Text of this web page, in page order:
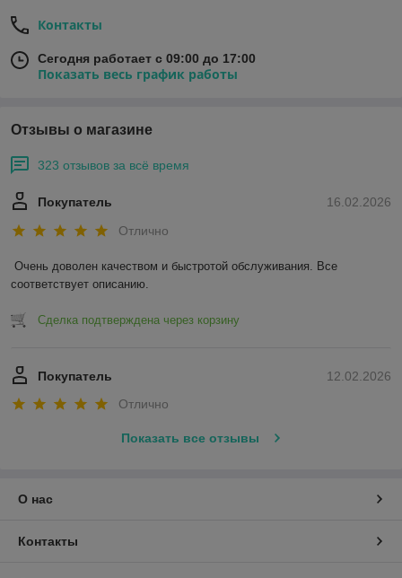
Контакты
Сегодня работает с 09:00 до 17:00
Показать весь график работы
Отзывы о магазине
323 отзывов за всё время
16.02.2026
Покупатель
Отлично
Очень доволен качеством и быстротой обслуживания. Все
соответствует описанию.
Сделка подтверждена через корзину
12.02.2026
Покупатель
Отлично
Показать все отзывы
О нас
Контакты